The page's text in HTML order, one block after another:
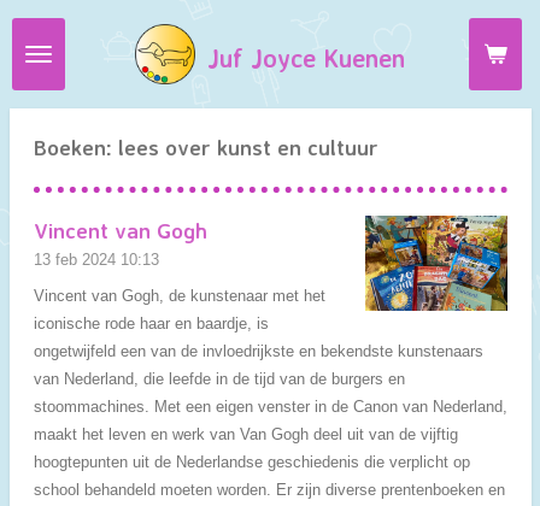
Ga
direct
de
hoofdinhoud
Juf Joyce Kuenen
Boeken: lees over kunst en cultuur
Vincent van Gogh
13 feb 2024 10:13
Vincent van Gogh, de kunstenaar met het
iconische rode haar en baardje, is
ongetwijfeld een van de invloedrijkste en bekendste kunstenaars
van Nederland, die leefde in de tijd van de burgers en
stoommachines. Met een eigen venster in de Canon van Nederland,
maakt het leven en werk van Van Gogh deel uit van de vijftig
hoogtepunten uit de Nederlandse geschiedenis die verplicht op
school behandeld moeten worden. Er zijn diverse prentenboeken en